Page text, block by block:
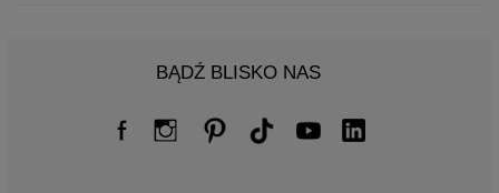
BĄDŹ BLISKO NAS